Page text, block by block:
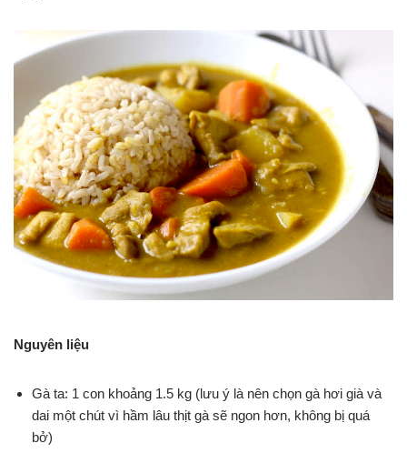
Nguyên liệu
Gà ta: 1 con khoảng 1.5 kg (lưu ý là nên chọn gà hơi già và
dai một chút vì hầm lâu thịt gà sẽ ngon hơn, không bị quá
bở)